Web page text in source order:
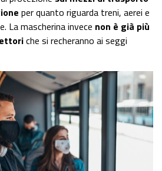
per quanto riguarda treni, aerei e
La mascherina invece non è già più
che si recheranno ai seggi